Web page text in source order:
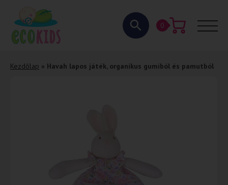
0
Kezdőlap » Havah lapos játék, organikus gumiból és pamutból